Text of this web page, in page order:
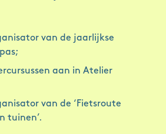
van de jaarlijkse
aan in Atelier
van de ‘Fietsroute
tuinen’.